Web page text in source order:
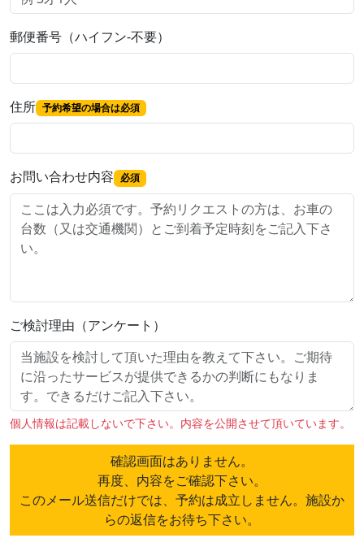
郵便番号（ハイフン-不要）
住所 予約希望の場合は必須
お問い合わせ内容 必須
ご検討理由（アンケート）
個人情報は記載しないで下さい。内容を公開させて頂いています。
確認画面はありません。
再度、内容をご確認下さい。
このメール送信だけでは、予約は成立しません。施設か
らの返信をお待ち下さい。